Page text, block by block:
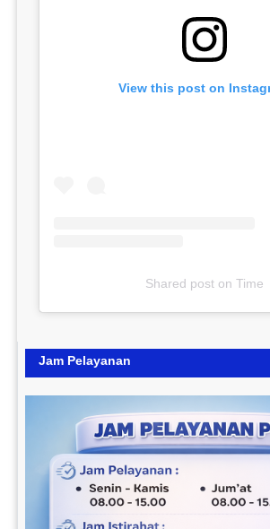
View this post on
Shared poston Time
Jam Pelayanan